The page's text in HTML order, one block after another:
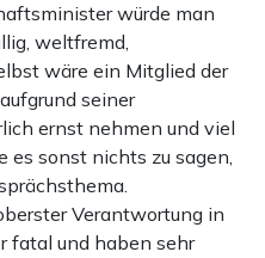
würde man
weltfremd,
wäre ein Mitglied der
seiner
ernst nehmen und viel
es sonst nichts zu sagen,
Verantwortung in
fatal und haben sehr